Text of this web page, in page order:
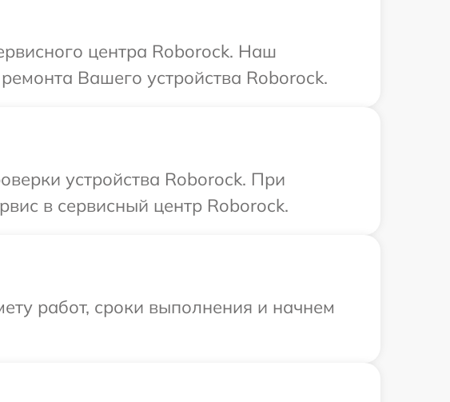
центра Roborock. Наш
Вашего устройства Roborock.
устройства Roborock. При
в сервисный центр Roborock.
работ, сроки выполнения и начнем